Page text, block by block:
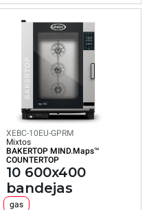
CO2/día
$ 51.300.000,00
CO2/día
$
sin IVA
XEBC-10EU-GPRM
Mixtos
BAKERTOP MIND.Maps™
COUNTERTOP
10 600x400
bandejas
gas